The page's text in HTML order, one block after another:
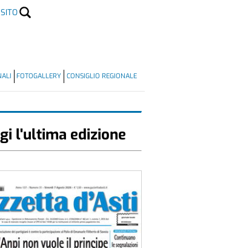
FOTOGALLERY CONSIGLIO REGIONALE
l'ultima edizione